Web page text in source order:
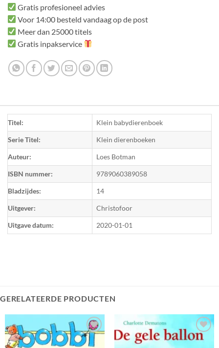
Gratis profesioneel advies
Voor 14:00 besteld vandaag op de post
Meer dan 25000 titels
Gratis inpakservice
Titel: Klein babydierenboek
Serie Titel: Klein dierenboeken
Auteur: Loes Botman
ISBN nummer: 9789060389058
Bladzijdes: 14
Uitgever: Christofoor
Uitgave datum: 2020-01-01
GERELATEERDE PRODUCTEN